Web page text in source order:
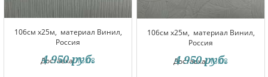
106см x25м, материал Винил,
Россия
Доставка:13.08
4 950 руб.
106см x25м, материал Винил,
Россия
Доставка:13.08
4 950 руб.